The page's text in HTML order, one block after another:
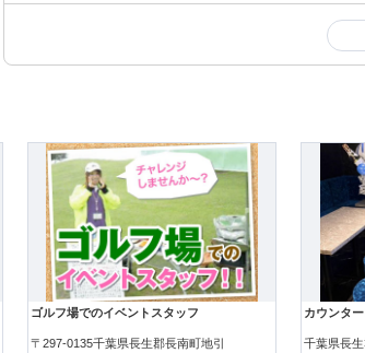
大歓迎♪「おしゃれが好き」「ファッションが好
き」など、あなたのスキを活かして働けます！
経験の方でも自然と接客技術が身に付きますよ♪ 将来、「コーディネーター」「ファ
ゴルフ場でのイベントスタッフ
〒297-0135千葉県長生郡長南町地引
カウンタ
千葉県長